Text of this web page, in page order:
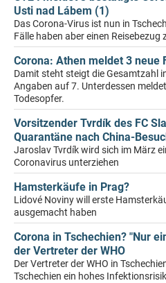
Usti nad Lábem (1)
Das Corona-Virus ist nun in
Fälle haben aber einen Reisebezug
Corona: Athen meldet 3 neue
Damit steht steigt die Gesamtzahl
Angaben auf 7. Unterdessen
Todesopfer.
Vorsitzender Tvrdík des FC
Quarantäne nach China-
Jaroslav Tvrdík wird sich im März
Coronavirus unterziehen
Hamsterkäufe in Prag?
Lidové Noviny will erste
ausgemacht haben
Corona in Tschechien? "Nur
der Vertreter der WHO
Der Vertreter der WHO in
Tschechien ein hohes